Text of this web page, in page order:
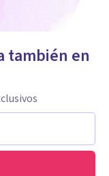
también en